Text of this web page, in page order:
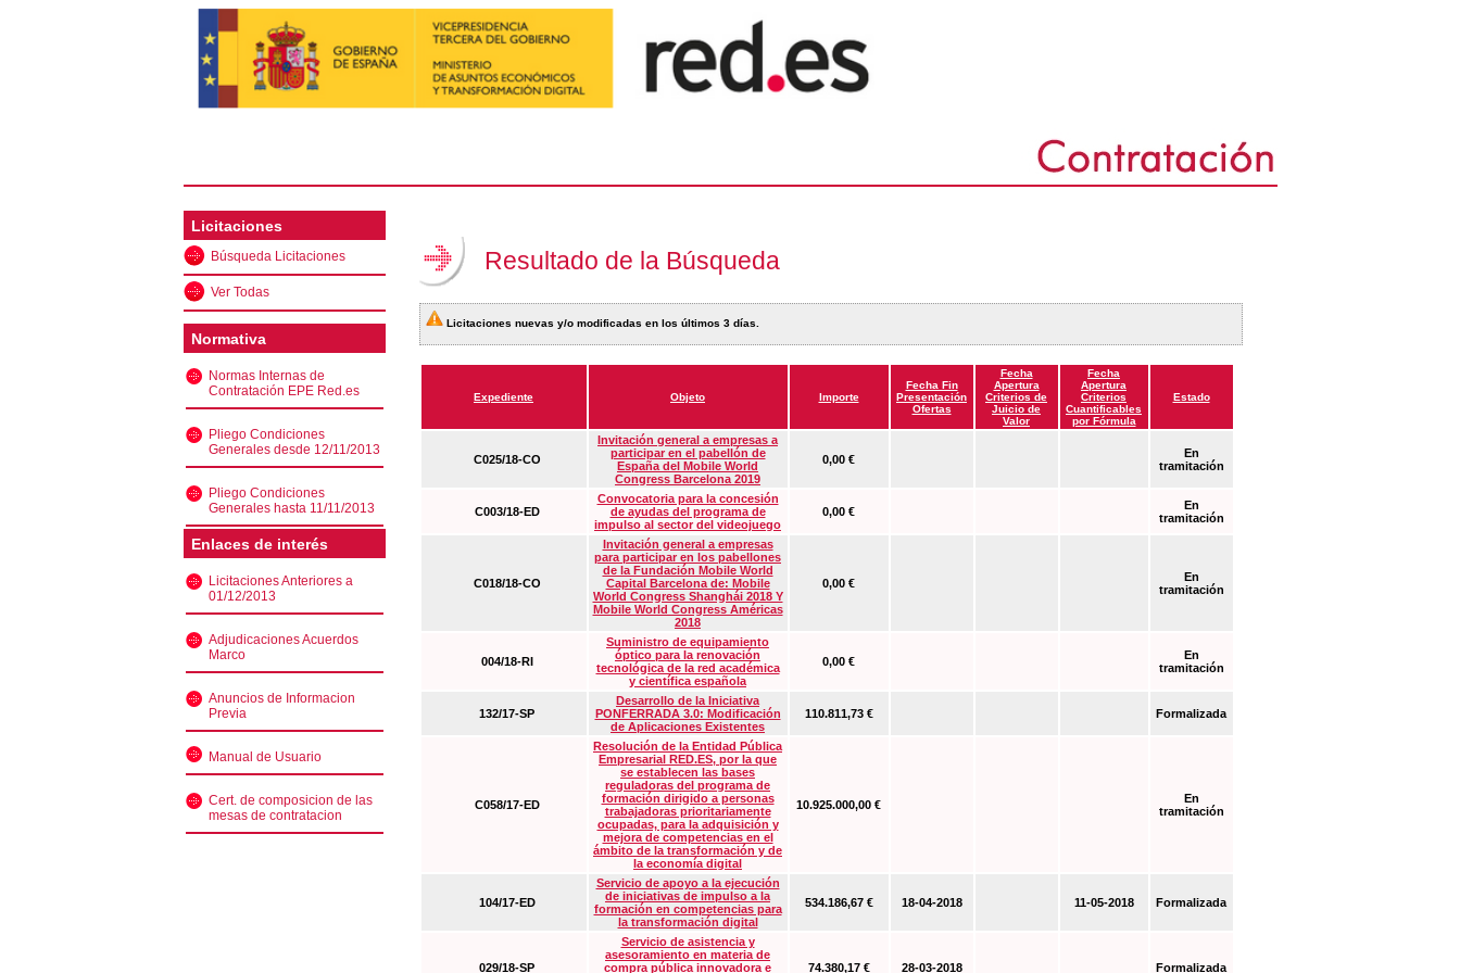
Licitaciones
Búsqueda Licitaciones
Ver Todas
Normativa
Normas Internas de
Contratación EPE Red.es
Pliego Condiciones
Generales desde 12/11/2013
Pliego Condiciones
Generales hasta 11/11/2013
Enlaces de interés
Licitaciones Anteriores a
01/12/2013
Adjudicaciones Acuerdos
Marco
Anuncios de Informacion
Previa
Manual de Usuario
Cert. de composicion de las
mesas de contratacion
Resultado de la Búsqueda
Licitaciones nuevas y/o modificadas en los últimos 3 días.
Expediente Objeto Importe
Fecha Fin
Presentación
Ofertas
Fecha
Apertura
Criterios de
Juicio de
Valor
Fecha
Apertura
Criterios
Cuantificables
por Fórmula
Estado
C025/18-CO
Invitación general a empresas a
participar en el pabellón de
España del Mobile World
Congress Barcelona 2019
0,00 €
En
tramitación
C003/18-ED
Convocatoria para la concesión
de ayudas del programa de
impulso al sector del videojuego
0,00 €
En
tramitación
C018/18-CO
Invitación general a empresas
para participar en los pabellones
de la Fundación Mobile World
Capital Barcelona de: Mobile
World Congress Shanghái 2018 Y
Mobile World Congress Américas
2018
0,00 €
En
tramitación
004/18-RI
Suministro de equipamiento
óptico para la renovación
tecnológica de la red académica
y científica española
0,00 €
En
tramitación
132/17-SP
Desarrollo de la Iniciativa
PONFERRADA 3.0: Modificación
de Aplicaciones Existentes
110.811,73 € Formalizada
C058/17-ED
Resolución de la Entidad Pública
Empresarial RED.ES, por la que
se establecen las bases
reguladoras del programa de
formación dirigido a personas
trabajadoras prioritariamente
ocupadas, para la adquisición y
mejora de competencias en el
ámbito de la transformación y de
la economía digital
10.925.000,00 €
En
tramitación
104/17-ED
Servicio de apoyo a la ejecución
de iniciativas de impulso a la
formación en competencias para
la transformación digital
534.186,67 € 18-04-2018 11-05-2018 Formalizada
029/18-SP
Servicio de asistencia y
asesoramiento en materia de
compra pública innovadora e
74.380,17 € 28-03-2018 Formalizada